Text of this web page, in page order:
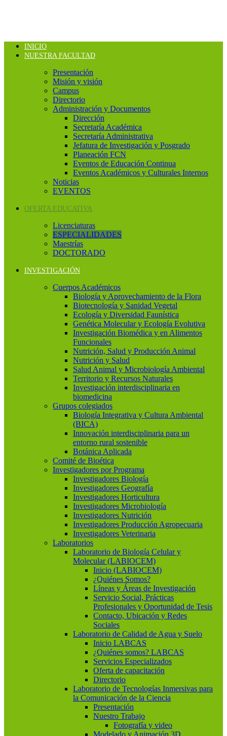
INICIO
NUESTRA FACULTAD
Presentación
Misión y visión
Campus
Directorio
Administración y Documentos
Dirección
Secretaría Académica
Secretaría Administrativa
Jefatura de Investigación y Posgrado
Planeación FCN
Eventos de Educación Continua
Eventos Académicos y Culturales Internos
Noticias
EVENTOS
OFERTA EDUCATIVA
Licenciaturas
ESPECIALIDADES
Maestrías
DOCTORADO
INVESTIGACIÓN
Cuerpos Académicos
Biología y Aprovechamiento de la Flora
Biotecnología y Sanidad Vegetal
Ecología y Diversidad Faunística
Genética Molecular y Ecología Evolutiva
Investigación Biomédica y en Alimentos
Funcionales
Nutrición, Salud y Producción Animal
Nutrición y Salud
Salud Animal y Microbiología Ambiental
Territorio y Recursos Naturales
Investigación interdisciplinaria en
biomedicina
Grupos colegiados
Biología Integrativa y Cultura Ambiental
(BICA)
Innovación interdisciplinaria para un
entorno rural sostenible
Botánica Aplicada
Comité de Bioética
Investigadores por Programa
Investigadores Biología
Investigadores Geografía
Investigadores Horticultura
Investigadores Microbiología
Investigadores Nutrición
Investigadores Producción Agropecuaria
Investigadores Veterinaria
Laboratorios
Laboratorio de Biología Celular y
Molecular (LABIOCEM)
Inicio (LABIOCEM)
¿Quiénes Somos?
Líneas y Áreas de Investigación
Servicio Social, Prácticas
Profesionales y Oportunidad de Tesis
Contacto, Ubicación y Redes
Sociales
Laboratorio de Calidad de Agua y Suelo
Inicio LABCAS
¿Quiénes somos? LABCAS
Servicios Especializados
Oferta de capacitación
Directorio
Laboratorio de Tecnologías Inmersivas para
la Comunicación de la Ciencia
Presentación
Nuestro Trabajo
Fotografía y video
Modelado y Animación 3D